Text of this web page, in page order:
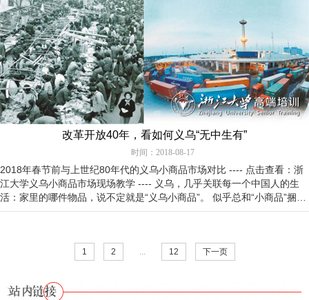
改革开放40年，看如何义乌“无中生有”
时间：2018-08-17
2018年春节前与上世纪80年代的义乌小商品市场对比 ---- 点击查看：浙
江大学义乌小商品市场现场教学 ---- 义乌，几乎关联每一个中国人的生
活：家里的哪件物品，说不定就是“义乌小商品”。 似乎总和“小商品”捆绑
在…
1 2 12 下一页